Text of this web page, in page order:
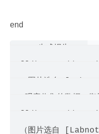
end
（图片选自
（图片选自